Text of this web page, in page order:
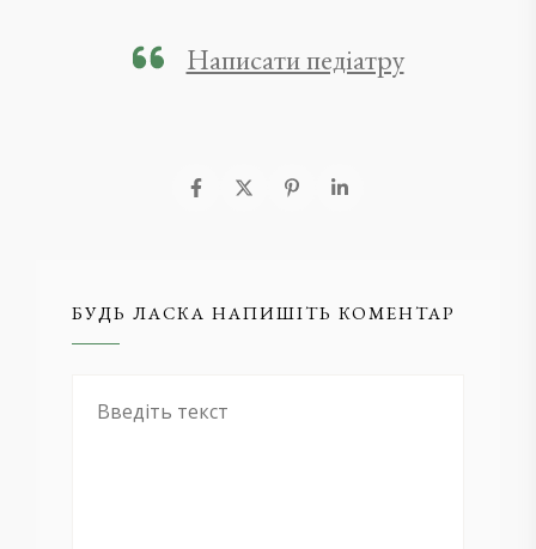
Написати педіатру
БУДЬ ЛАСКА НАПИШІТЬ КОМЕНТАР